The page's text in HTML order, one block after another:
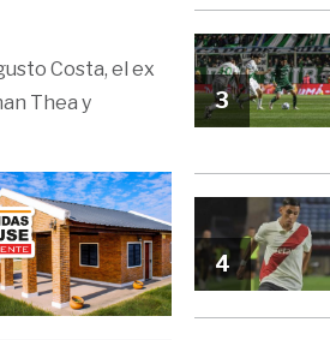
Costa, el ex
Thea y
3
4